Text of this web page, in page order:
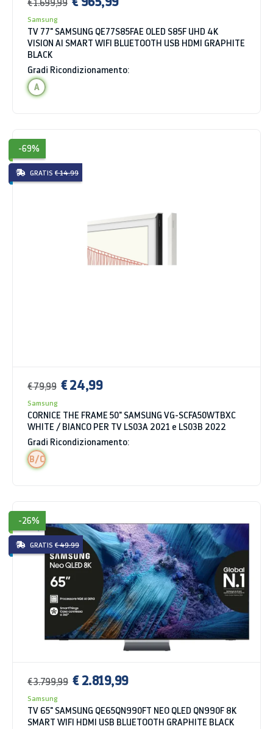
Samsung
TV 77" SAMSUNG QE77S85FAE OLED S85F UHD 4K
VISION AI SMART WIFI BLUETOOTH USB HDMI GRAPHITE
BLACK
Gradi Ricondizionamento:
A
-69%
GRATIS € 14.99
€ 79,99 € 24,99
Samsung
CORNICE THE FRAME 50" SAMSUNG VG-SCFA50WTBXC
WHITE / BIANCO PER TV LS03A 2021 e LS03B 2022
Gradi Ricondizionamento:
B/C
-26%
GRATIS € 49.99
€ 3.799,99 € 2.819,99
Samsung
TV 65" SAMSUNG QE65QN990FT NEO QLED QN990F 8K
SMART WIFI HDMI USB BLUETOOTH GRAPHITE BLACK